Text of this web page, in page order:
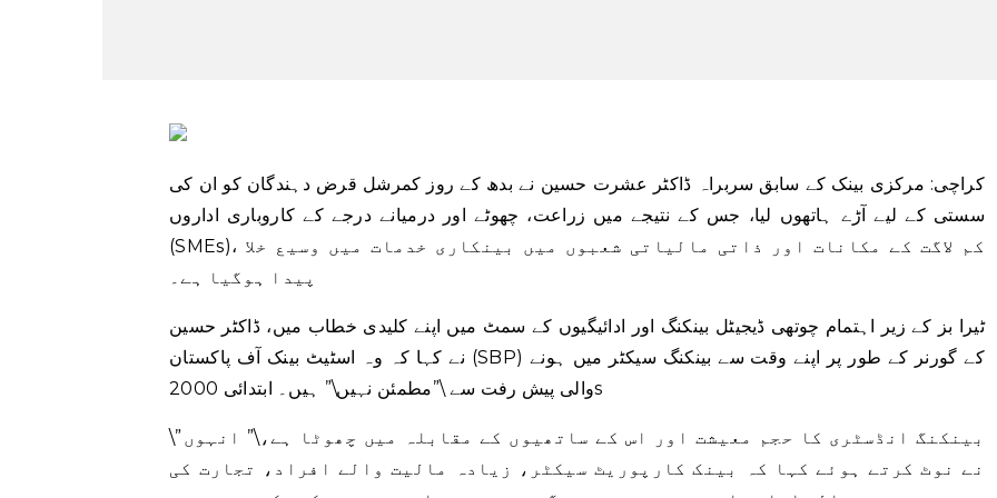
کراچی: مرکزی بینک کے سابق سربراہ ڈاکٹر عشرت حسین نے بدھ کے روز کمرشل قرض دہندگان کو ان کی
سستی کے لیے آڑے ہاتھوں لیا، جس کے نتیجے میں زراعت، چھوٹے اور درمیانے درجے کے کاروباری اداروں
(SMEs)، کم لاگت کے مکانات اور ذاتی مالیاتی شعبوں میں بینکاری خدمات میں وسیع خلا
پیدا ہوگیا ہے۔
ٹیرا بز کے زیر اہتمام چوتھی ڈیجیٹل بینکنگ اور ادائیگیوں کے سمٹ میں اپنے کلیدی خطاب میں، ڈاکٹر حسین
نے کہا کہ وہ اسٹیٹ بینک آف پاکستان (SBP) کے گورنر کے طور پر اپنے وقت سے بینکنگ سیکٹر میں ہونے
والی پیش رفت سے \”مطمئن نہیں\” ہیں۔ ابتدائی 2000s
\”بینکنگ انڈسٹری کا حجم معیشت اور اس کے ساتھیوں کے مقابلہ میں چھوٹا ہے،\” انہوں
نے نوٹ کرتے ہوئے کہا کہ بینک کارپوریٹ سیکٹر، زیادہ مالیت والے افراد، تجارت کی